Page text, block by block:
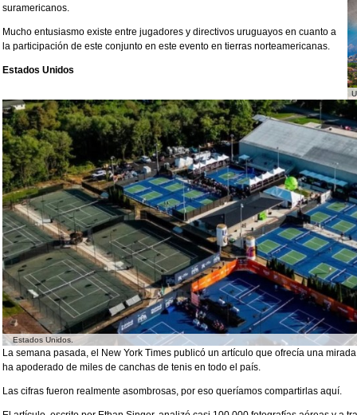
suramericanos.
Mucho entusiasmo existe entre jugadores y directivos uruguayos en cuanto a
la participación de este conjunto en este evento en tierras norteamericanas.
Estados Unidos
Estados Unidos.
La semana pasada, el New York Times publicó un artículo que ofrecía una
ha apoderado de miles de canchas de tenis en todo el país.
Las cifras fueron realmente asombrosas, por eso queríamos compartirlas aquí.